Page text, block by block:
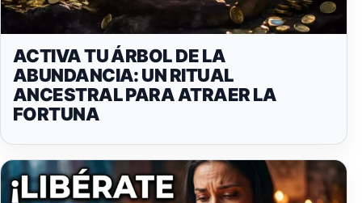
ACTIVA TU ÁRBOL DE LA
ABUNDANCIA: UN RITUAL
ANCESTRAL PARA ATRAER LA
FORTUNA